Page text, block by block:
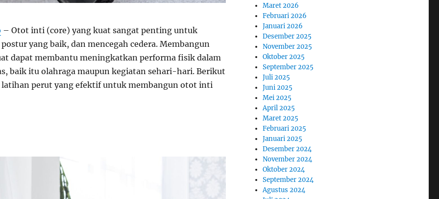
– Otot inti (core) yang kuat sangat penting untuk
yang baik, dan mencegah cedera. Membangun
dapat membantu meningkatkan performa fisik dalam
baik itu olahraga maupun kegiatan sehari-hari. Berikut
latihan perut yang efektif untuk membangun otot inti
Maret 2026
Februari 2026
Januari 2026
Desember 2025
November 2025
Oktober 2025
September 2025
Juli 2025
Juni 2025
Mei 2025
April 2025
Maret 2025
Februari 2025
Januari 2025
Desember 2024
November 2024
Oktober 2024
September 2024
Agustus 2024